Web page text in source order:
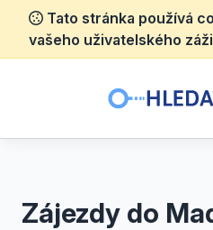
Tato stránka používá
vašeho uživatelského
Zájezdy do